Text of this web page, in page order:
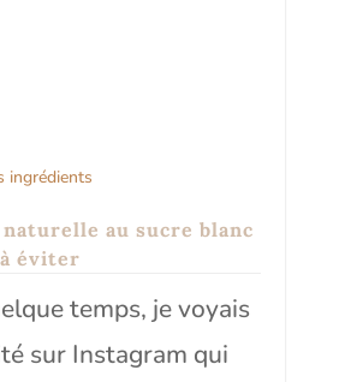
ingrédients
au sucre blanc
éviter
temps, je voyais
sur Instagram qui